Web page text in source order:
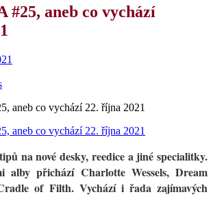
#25, aneb co vychází
na nové desky, reedice a jiné specialitky.
alby přichází Charlotte Wessels, Dream
of Filth. Vychází i řada zajímavých